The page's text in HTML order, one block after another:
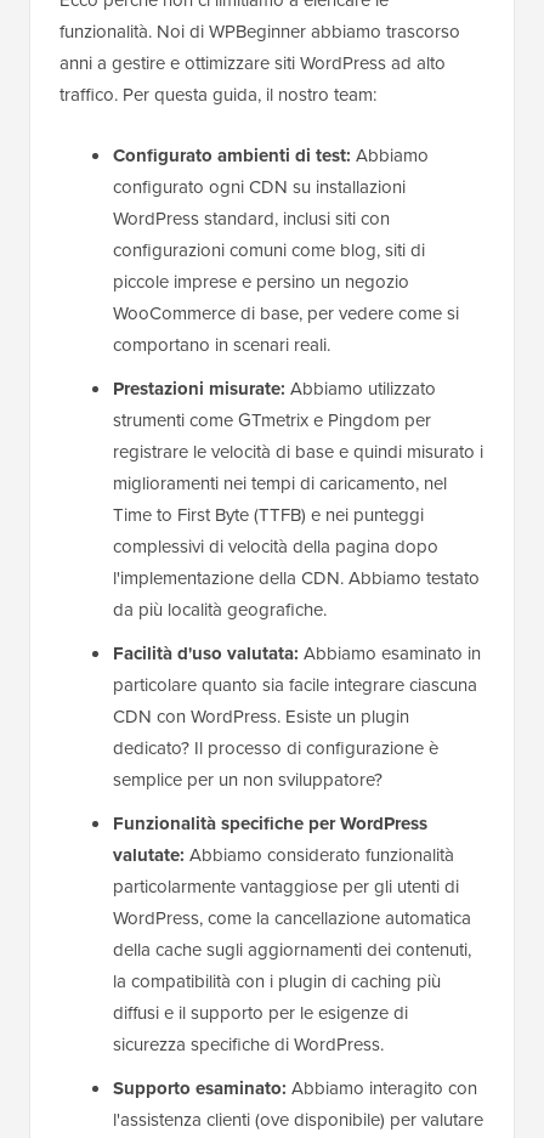
funzionalità. Noi di WPBeginner abbiamo trascorso
anni a gestire e ottimizzare siti WordPress ad alto
traffico. Per questa guida, il nostro team:
Configurato ambienti di test: Abbiamo
configurato ogni CDN su installazioni
WordPress standard, inclusi siti con
configurazioni comuni come blog, siti di
piccole imprese e persino un negozio
WooCommerce di base, per vedere come si
comportano in scenari reali.
Prestazioni misurate: Abbiamo utilizzato
strumenti come GTmetrix e Pingdom per
registrare le velocità di base e quindi misurato i
miglioramenti nei tempi di caricamento, nel
Time to First Byte (TTFB) e nei punteggi
complessivi di velocità della pagina dopo
l'implementazione della CDN. Abbiamo testato
da più località geografiche.
Facilità d'uso valutata: Abbiamo esaminato in
particolare quanto sia facile integrare ciascuna
CDN con WordPress. Esiste un plugin
dedicato? Il processo di configurazione è
semplice per un non sviluppatore?
Funzionalità specifiche per WordPress
valutate: Abbiamo considerato funzionalità
particolarmente vantaggiose per gli utenti di
WordPress, come la cancellazione automatica
della cache sugli aggiornamenti dei contenuti,
la compatibilità con i plugin di caching più
diffusi e il supporto per le esigenze di
sicurezza specifiche di WordPress.
Supporto esaminato: Abbiamo interagito con
l'assistenza clienti (ove disponibile) per valutare